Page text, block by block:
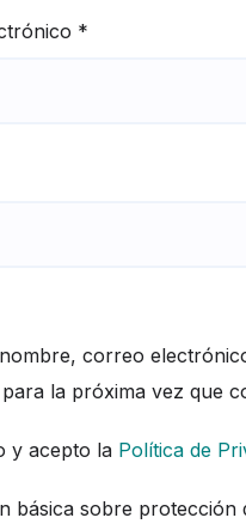
*
correo
la próxima vez que
y acepto la Política de
básica sobre protección